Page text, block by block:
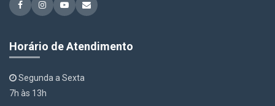
Horário de Atendimento
Segunda a Sexta
7h às 13h